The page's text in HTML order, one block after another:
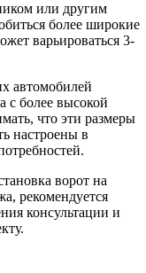
или другим
более широкие
варьироваться 3-
автомобилей
с более высокой
что эти размеры
настроены в
ворот на
рекомендуется
консультации и